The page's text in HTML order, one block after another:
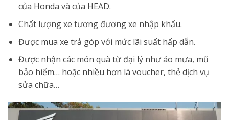
của Honda và của HEAD.
Chất lượng xe tương đương xe nhập khẩu.
Được mua xe trả góp với mức lãi suất hấp dẫn.
Được nhận các món quà từ đại lý như áo mưa, mũ
bảo hiểm… hoặc nhiều hơn là voucher, thẻ dịch vụ
sửa chữa…